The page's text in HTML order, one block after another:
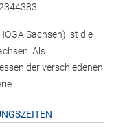
Sachsen) ist die
Als
der verschiedenen